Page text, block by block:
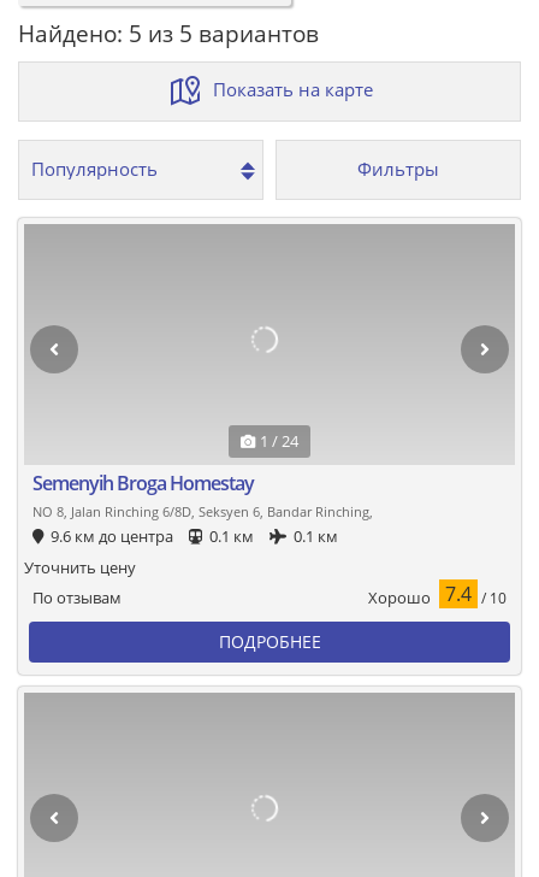
Найдено: 5 из 5 вариантов
Показать на карте
Фильтры
1 / 24
Semenyih Broga Homestay
NO 8, Jalan Rinching 6/8D, Seksyen 6, Bandar Rinching,
9.6 км до центра 0.1 км 0.1 км
По отзывам Хорошо 7.4 / 10
Уточнить цену
ПОДРОБНЕЕ